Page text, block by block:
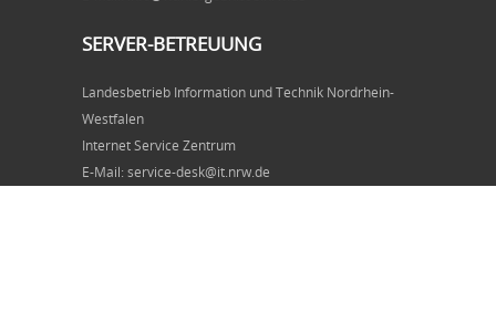
SERVER-BETREUUNG
Landesbetrieb Information und Technik Nordrhein-
Westfalen
Internet Service Zentrum
E-Mail: service-desk@it.nrw.de